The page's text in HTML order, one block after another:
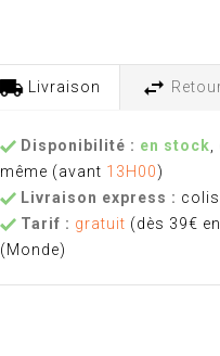
Livraison
Disponibilité : en stock
même (avant 13H00)
Livraison express : colis
Tarif : gratuit (dès 39€
(Monde)